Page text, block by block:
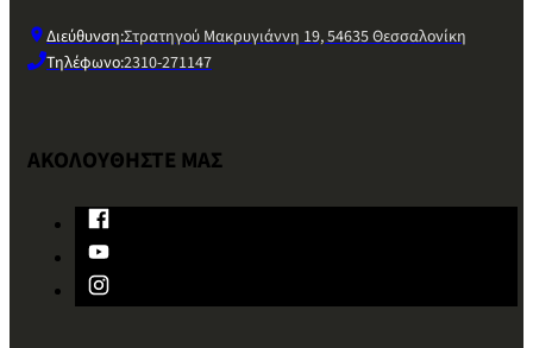
Διεύθυνση:Στρατηγού Μακρυγιάννη 19, 54635 Θεσσαλονίκη
Τηλέφωνο:2310-271147
ΑΚΟΛΟΥΘΗΣΤΕ ΜΑΣ